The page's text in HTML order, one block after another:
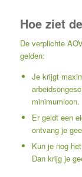
Hoe ziet
De verplichte
gelden:
Je krijgt
minimumloon.
Er geldt een
ontvang je
Kun je nog
Dan krijg je